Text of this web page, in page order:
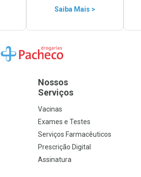
Saiba Mais >
Ir para a Home
Nossos
Serviços
Vacinas
Exames e Testes
Serviços Farmacêuticos
Prescrição Digital
Assinatura